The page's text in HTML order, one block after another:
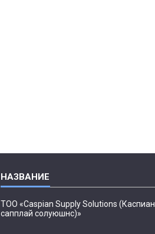
ТОО «Caspian Supply Solutions (Каспиан
сапплай солуюшнс)»